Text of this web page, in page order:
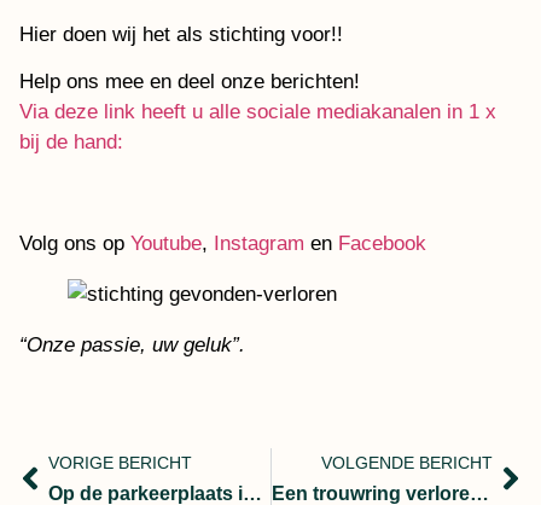
Hier doen wij het als stichting voor!!
Help ons mee en deel onze berichten!
Via deze link heeft u alle sociale mediakanalen in 1 x
bij de hand:
Volg ons op Youtube, Instagram en Facebook
“Onze passie, uw geluk”.
VORIGE BERICHT
Op de parkeerplaats is de trouwring van haar echtgenoot kwijtgeraakt.
VOLGENDE BERICHT
Een trouwring verloren tijdens het zwemmen…